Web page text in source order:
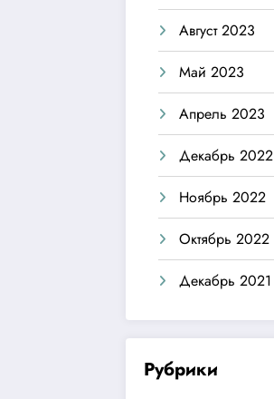
Август 2023
Май 2023
Апрель 2023
Декабрь 2022
Ноябрь 2022
Октябрь 2022
Декабрь 2021
Рубрики